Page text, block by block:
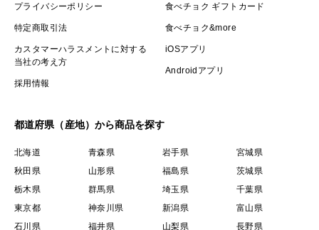
プライバシーポリシー
特定商取引法
カスタマーハラスメントに対する
当社の考え方
採用情報
食べチョク ギフトカード
食べチョク&more
iOSアプリ
Androidアプリ
都道府県（産地）から商品を探す
北海道 青森県 岩手県
宮城県
秋田県
山形県 福島県
茨城県
栃木県
群馬県 埼玉県
千葉県
東京都
神奈川県 新潟県
富山県
石川県
福井県 山梨県 長野県